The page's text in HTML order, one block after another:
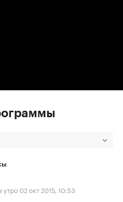
утро02 окт 2015, 10:53